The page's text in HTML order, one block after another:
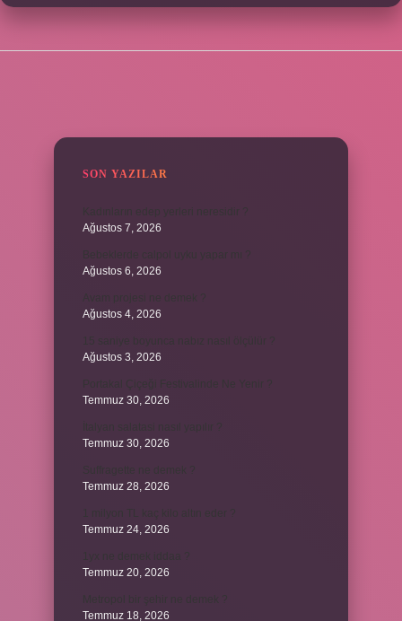
SON YAZILAR
Ağustos 7, 2026
Ağustos 6, 2026
Ağustos 4, 2026
Ağustos 3, 2026
Temmuz 30, 2026
Temmuz 30, 2026
Temmuz 28, 2026
Temmuz 24, 2026
Temmuz 20, 2026
Temmuz 18, 2026